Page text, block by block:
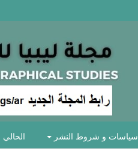
سياسات و شروط النشر الحالي